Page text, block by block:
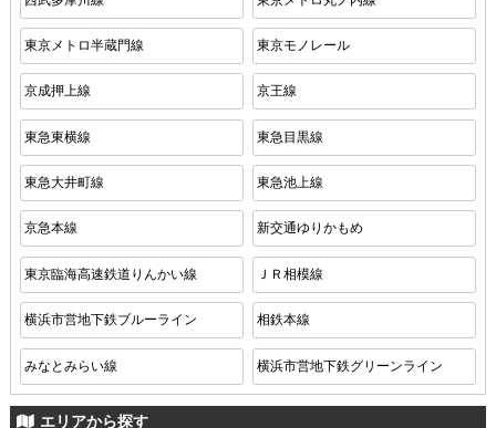
東京メトロ半蔵門線 東京モノレール
京成押上線 京王線
東急東横線 東急目黒線
東急大井町線 東急池上線
京急本線 新交通ゆりかもめ
東京臨海高速鉄道りんかい線 ＪＲ相模線
横浜市営地下鉄ブルーライン 相鉄本線
みなとみらい線 横浜市営地下鉄グリーンライン
エリアから探す